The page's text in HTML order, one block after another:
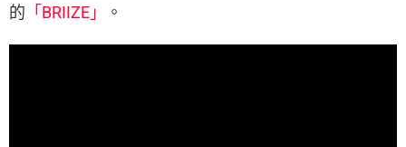
的 「BRIIZE」 。